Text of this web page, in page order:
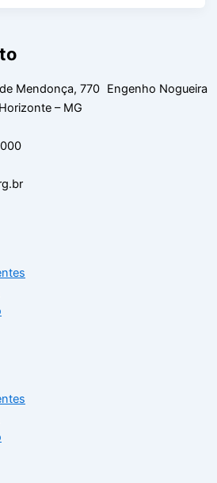
Mendonça, 770 Engenho Nogueira
– MG